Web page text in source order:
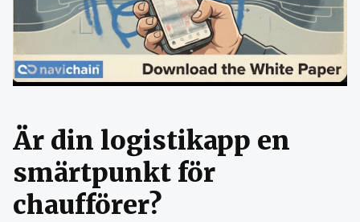
Är din logistikapp en
smärtpunkt för
chaufförer?